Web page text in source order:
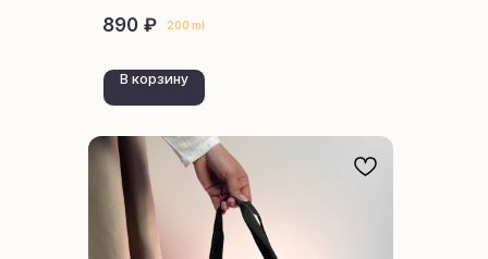
890 ₽ 200 ml
В корзину